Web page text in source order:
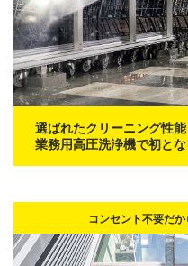
選ばれたクリーニング性能
業務用高圧洗浄機で初と
コンセント不要だ